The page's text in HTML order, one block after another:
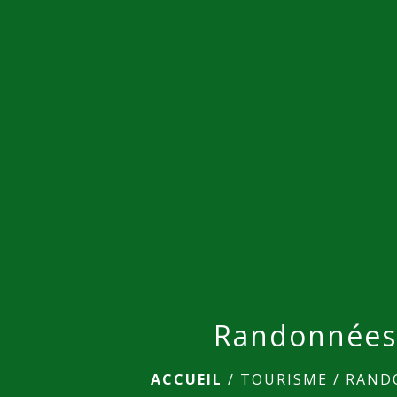
Randonnées
ACCUEIL / TOURISME /